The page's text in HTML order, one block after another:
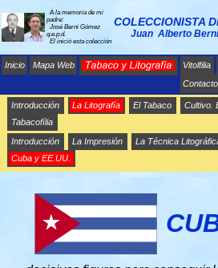
A la memoria de mi
padre:
José Berni Gómez
q.e.p.d.
El inició esta colección
COLECCIONISTA
Juan Alberto
Inicio Mapa Web Vitolfilia
Contacto
Introducción La Litografía El Tabaco Cultivo.
Tabacofília
Introducción La Impresión La Técnica
Cuba y EE.UU.
LA LITOGRAFÍA EN